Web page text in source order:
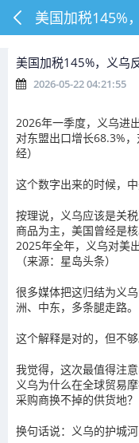
美国加税145%，义乌
2026-05-22 04:21:55
2026年一季度，义乌进
对东盟出口增长68.3%
经）
这个数字出来的时候，
按理说，义乌应该是关
商品为主，美国曾经是
2025年全年，义乌对美
（来源：星岛头条）
很多媒体把这归结为义
洲、中东，多条腿走路。
这个解释是对的，但不够
我觉得，这次最值得注
义乌为什么在全球贸易
采购商换不掉的供货地？
换句话说：义乌的护城河